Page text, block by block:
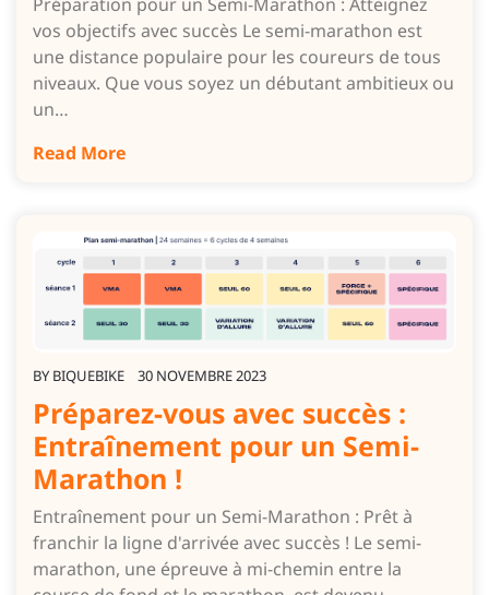
vos objectifs avec succès Le semi-marathon est
une distance populaire pour les coureurs de tous
niveaux. Que vous soyez un débutant ambitieux ou
un…
Read More
BY BIQUEBIKE 30 NOVEMBRE 2023
Préparez-vous avec succès :
Entraînement pour un Semi-
Marathon !
Entraînement pour un Semi-Marathon : Prêt à
franchir la ligne d'arrivée avec succès ! Le semi-
marathon, une épreuve à mi-chemin entre la